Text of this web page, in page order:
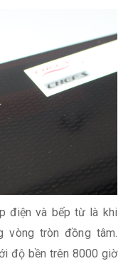
điện và bếp từ là khi
vòng tròn đồng tâm.
độ bền trên 8000 giờ